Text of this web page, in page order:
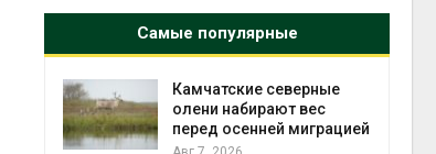
Самые популярные
Камчатские северные
олени набирают вес
перед осенней миграцией